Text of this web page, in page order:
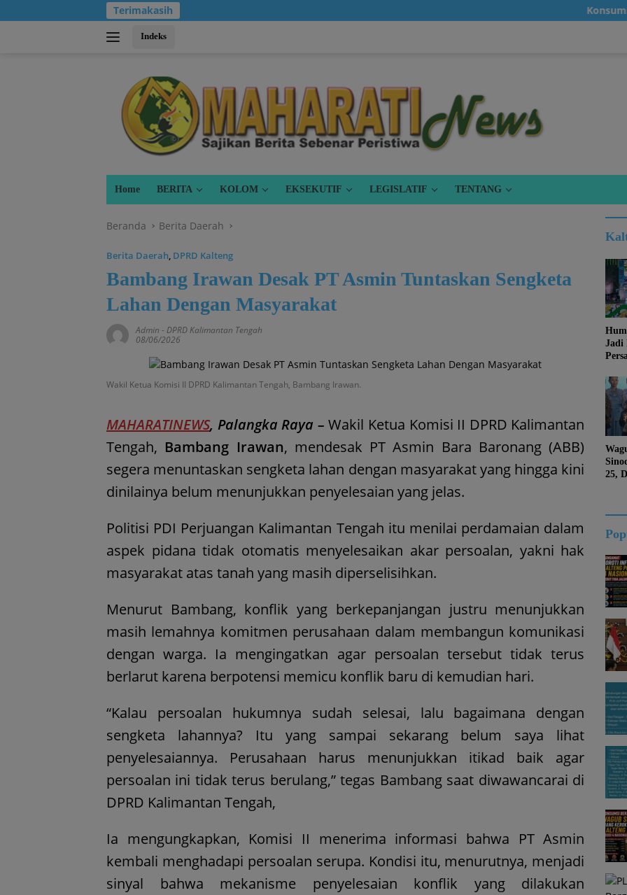
ke
Terimakasih Konsumsi
Indeks
Home BERITA KOLOM EKSEKUTIF LEGISLATIF TENTANG
Beranda Berita Daerah
Berita Daerah, DPRD Kalteng
Bambang Irawan Desak PT Asmin Tuntaskan Sengketa
Lahan Dengan Masyarakat
Admin - DPRD Kalimantan Tengah
08/06/2026
Wakil Ketua Komisi II DPRD Kalimantan Tengah, Bambang Irawan.
MAHARATINEWS, Palangka Raya – Wakil Ketua Komisi II DPRD Kalimantan
Tengah, Bambang Irawan, mendesak PT Asmin Bara Baronang (ABB)
segera menuntaskan sengketa lahan dengan masyarakat yang hingga kini
dinilainya belum menunjukkan penyelesaian yang jelas.
Politisi PDI Perjuangan Kalimantan Tengah itu menilai perdamaian dalam
aspek pidana tidak otomatis menyelesaikan akar persoalan, yakni hak
masyarakat atas tanah yang masih diperselisihkan.
Menurut Bambang, konflik yang berkepanjangan justru menunjukkan
masih lemahnya komitmen perusahaan dalam membangun komunikasi
dengan warga. Ia mengingatkan agar persoalan tersebut tidak terus
berlarut karena berpotensi memicu konflik baru di kemudian hari.
“Kalau persoalan hukumnya sudah selesai, lalu bagaimana dengan
sengketa lahannya? Itu yang sampai sekarang belum saya lihat
penyelesaiannya. Perusahaan harus menunjukkan itikad baik agar
persoalan ini tidak terus berulang,” tegas Bambang saat diwawancarai di
DPRD Kalimantan Tengah,
Ia mengungkapkan, Komisi II menerima informasi bahwa PT Asmin
kembali menghadapi persoalan serupa. Kondisi itu, menurutnya, menjadi
sinyal bahwa mekanisme penyelesaian konflik yang dilakukan
Jadi
Jati
25,